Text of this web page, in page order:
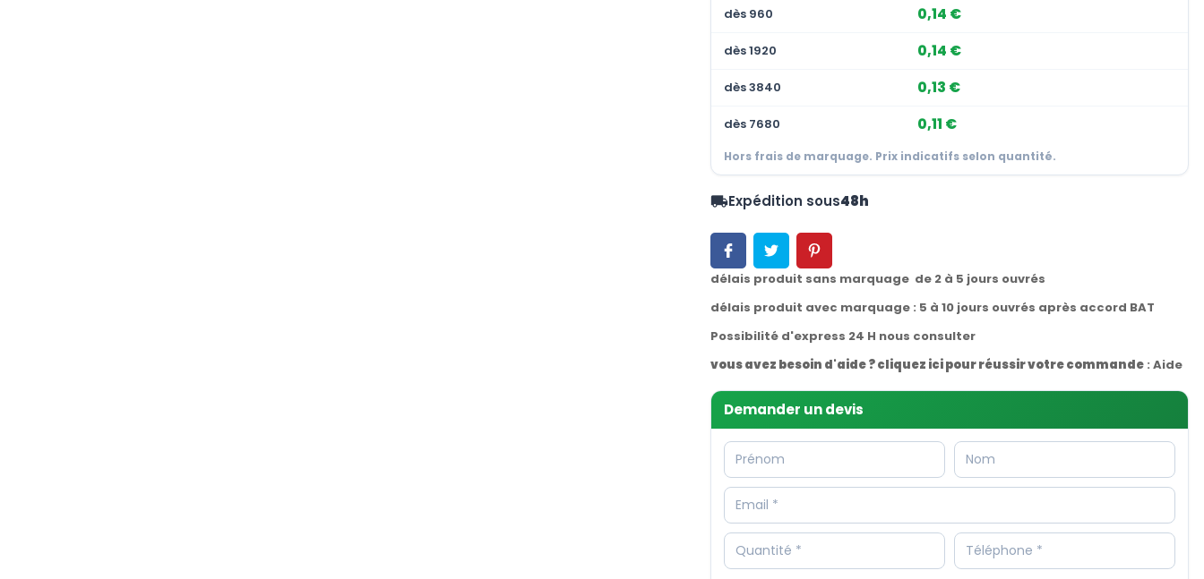
dès 960 0,14 €
dès 1920 0,14 €
dès 3840 0,13 €
dès 7680 0,11 €
Hors frais de marquage. Prix indicatifs selon quantité.
local_shippingExpédition sous48h
délais produit sans marquage de 2 à 5 jours ouvrés
délais produit avec marquage : 5 à 10 jours ouvrés après accord BAT
Possibilité d'express 24 H nous consulter
vous avez besoin d'aide ? cliquez ici pour réussir votre commande: Aide
Demander un devis